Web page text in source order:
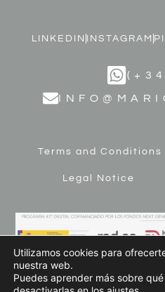
LINKEDIN INSTAGRAM
Terms and Conditions
Legal Notice
Utilizamos cookies para
nuestra web.
Puedes aprender más sobre